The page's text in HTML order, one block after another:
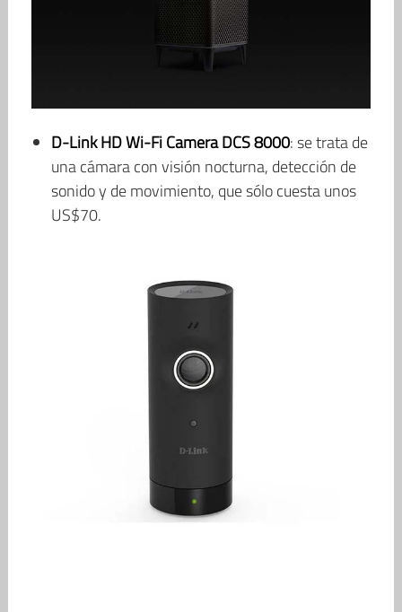
D-Link HD Wi-Fi Camera DCS 8000: se trata de
una cámara con visión nocturna, detección de
sonido y de movimiento, que sólo cuesta unos
US$70.